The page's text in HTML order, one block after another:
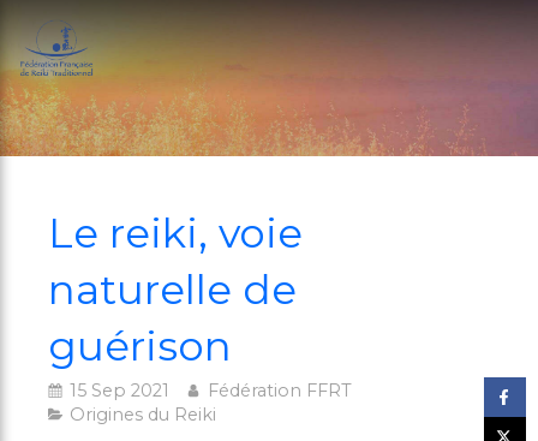
Le reiki, voie
naturelle de
guérison
15 Sep 2021
Fédération FFRT
Origines du Reiki